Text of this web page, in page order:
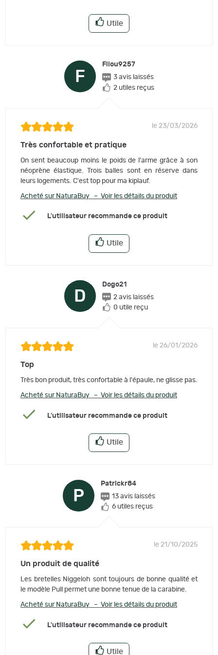
Utile
F
Filou9257
3 avis laissés
2 utiles reçus
le 23/03/2026
Très confortable et pratique
On sent beaucoup moins le poids de l'arme grâce à son
néoprène élastique. Trois balles sont en réserve dans
leurs logements. C'est top pour ma kiplauf.
Acheté sur NaturaBuy – Voir les détails du produit
L'utilisateur recommande ce produit
Utile
D
Dogo21
2 avis laissés
0 utile reçu
le 26/01/2026
Top
Très bon produit, très confortable à l'épaule, ne glisse pas.
Acheté sur NaturaBuy – Voir les détails du produit
L'utilisateur recommande ce produit
Utile
P
Patrickr84
13 avis laissés
6 utiles reçus
le 21/10/2025
Un produit de qualité
Les bretelles Niggeloh sont toujours de bonne qualité et
le modèle Pull permet une bonne tenue de la carabine.
Acheté sur NaturaBuy – Voir les détails du produit
L'utilisateur recommande ce produit
Utile